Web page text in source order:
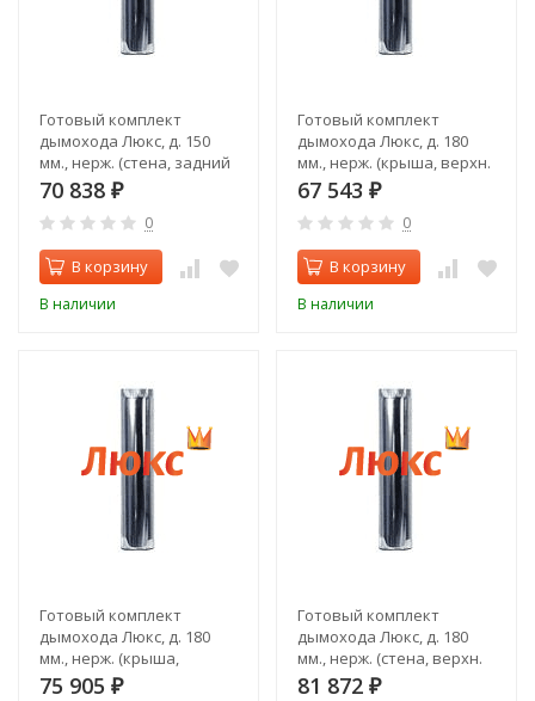
Готовый комплект
дымохода Люкс, д. 150
мм., нерж. (стена, задний
выход)
70 838 ₽
0
В корзину
В наличии
Готовый комплект
дымохода Люкс, д. 180
мм., нерж. (крыша, верхн.
выход)
67 543 ₽
0
В корзину
В наличии
Готовый комплект
дымохода Люкс, д. 180
мм., нерж. (крыша,
задний выход)
75 905 ₽
Готовый комплект
дымохода Люкс, д. 180
мм., нерж. (стена, верхн.
выход)
81 872 ₽